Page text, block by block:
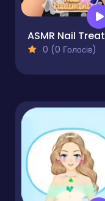
0 (0 Голосів)